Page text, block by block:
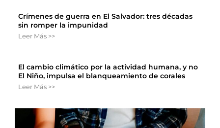
Crímenes de guerra en El Salvador: tres décadas
sin romper la impunidad
Leer Más >>
El cambio climático por la actividad humana, y no
El Niño, impulsa el blanqueamiento de corales
Leer Más >>